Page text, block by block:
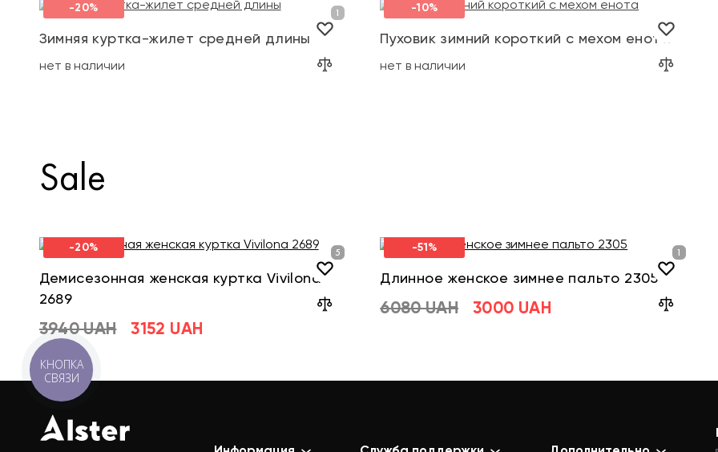
-20%
Зимняя куртка-жилет средней длины
нет в наличии
-10%
Пуховик зимний короткий с мехом енота
нет в наличии
Sale
-20%
Демисезонная женская куртка Vivilona
2689
3940 UAH 3152 UAH
-51%
Длинное женское зимнее пальто 2305
6080 UAH 3000 UAH
КНОПКА
СВЯЗИ